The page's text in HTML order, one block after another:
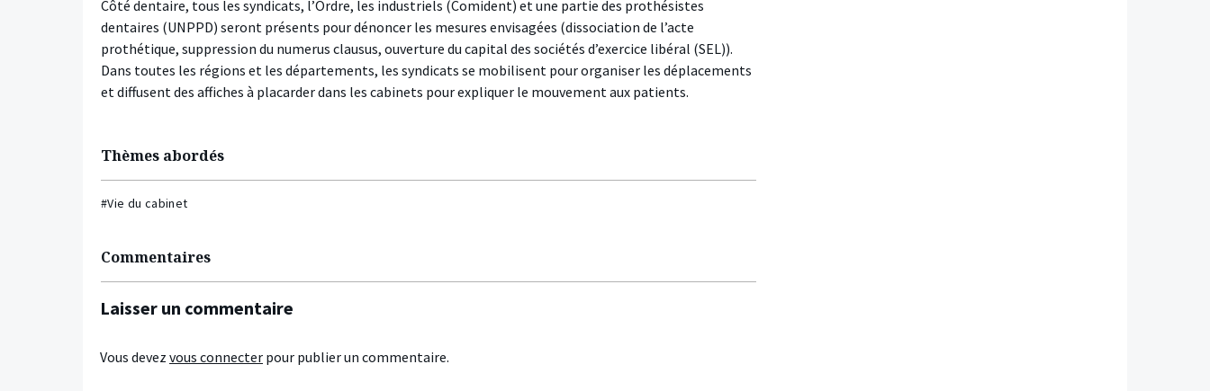
Côté dentaire, tous les syndicats, l’Ordre, les industriels (Comident) et une partie des prothésistes
dentaires (UNPPD) seront présents pour dénoncer les mesures envisagées (dissociation de l’acte
prothétique, suppression du numerus clausus, ouverture du capital des sociétés d’exercice libéral (SEL)).
Dans toutes les régions et les départements, les syndicats se mobilisent pour organiser les déplacements
et diffusent des affiches à placarder dans les cabinets pour expliquer le mouvement aux patients.
Thèmes abordés
#Vie du cabinet
Commentaires
Laisser un commentaire
Vous devez vous connecter pour publier un commentaire.